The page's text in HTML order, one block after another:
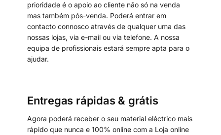
prioridade é o apoio ao cliente não só na venda
mas também pós-venda. Poderá entrar em
contacto connosco através de qualquer uma das
nossas lojas, via e-mail ou via telefone. A nossa
equipa de profissionais estará sempre apta para o
ajudar.
Entregas rápidas & grátis
Agora poderá receber o seu material eléctrico mais
rápido que nunca e 100% online com a Loja online